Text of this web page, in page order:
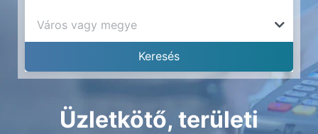
Üzletkötő, területi